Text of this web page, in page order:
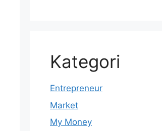
Kategori
Entrepreneur
Market
My Money